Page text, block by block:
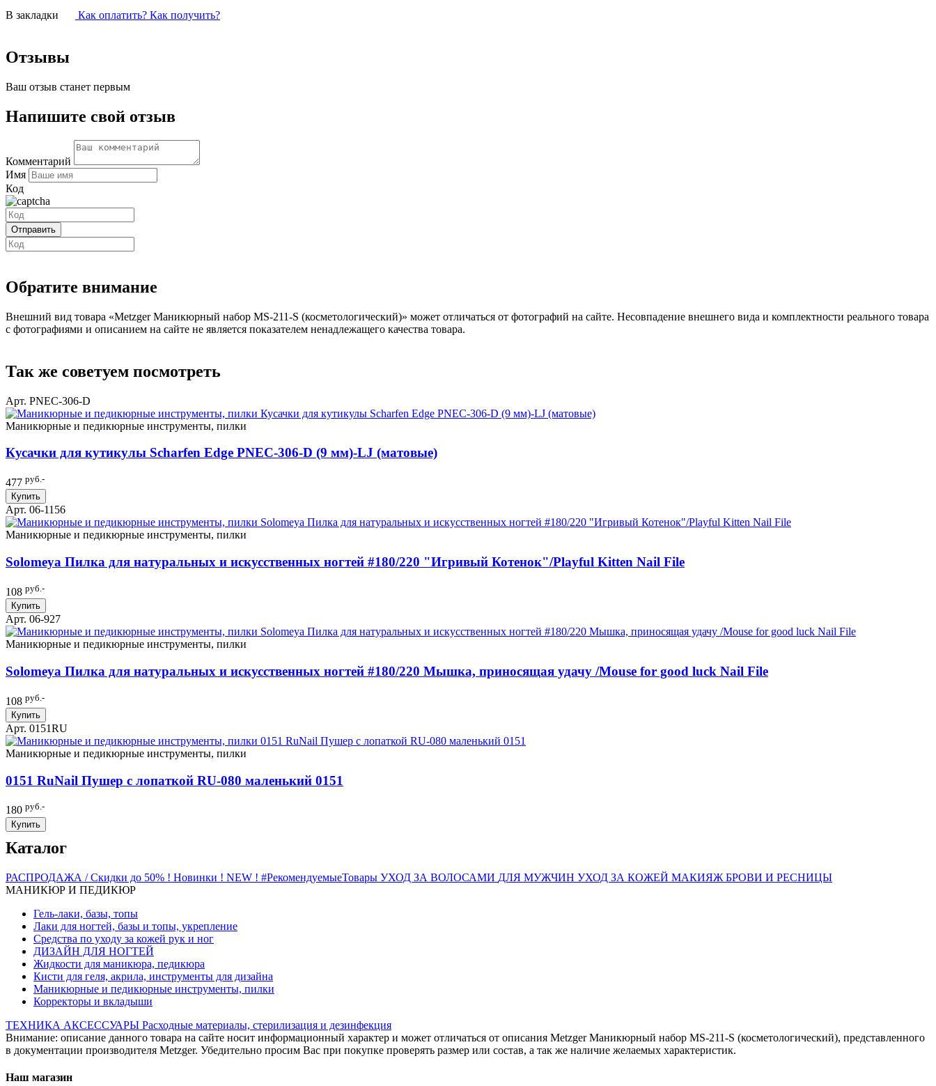
В закладки Как оплатить? Как получить?
Отзывы
Ваш отзыв станет первым
Напишите свой отзыв
Комментарий
Имя
Код
Обратите внимание
Внешний вид товара «Metzger Маникюрный набор MS-211-S (косметологический)» может отличаться от фотографий на сайте. Несовпадение внешнего вида и комплектности реального товара
с фотографиями и описанием на сайте не является показателем ненадлежащего качества товара.
Так же советуем посмотреть
Арт. PNEC-306-D
Маникюрные и педикюрные инструменты, пилки
Кусачки для кутикулы Scharfen Edge PNEC-306-D (9 мм)-LJ (матовые)
477 руб.-
Купить
Арт. 06-1156
Маникюрные и педикюрные инструменты, пилки
Solomeya Пилка для натуральных и искусственных ногтей #180/220 "Игривый Котенок"/Playful Kitten Nail File
108 руб.-
Купить
Арт. 06-927
Маникюрные и педикюрные инструменты, пилки
Solomeya Пилка для натуральных и искусственных ногтей #180/220 Мышка, приносящая удачу /Mouse for good luck Nail File
108 руб.-
Купить
Арт. 0151RU
Маникюрные и педикюрные инструменты, пилки
0151 RuNail Пушер с лопаткой RU-080 маленький 0151
180 руб.-
Купить
Каталог
РАСПРОДАЖА / Скидки до 50% ! Новинки ! NEW ! #РекомендуемыеТовары УХОД ЗА ВОЛОСАМИ ДЛЯ МУЖЧИН УХОД ЗА КОЖЕЙ МАКИЯЖ БРОВИ И РЕСНИЦЫ
МАНИКЮР И ПЕДИКЮР
Гель-лаки, базы, топы
Лаки для ногтей, базы и топы, укрепление
Средства по уходу за кожей рук и ног
ДИЗАЙН ДЛЯ НОГТЕЙ
Жидкости для маникюра, педикюра
Кисти для геля, акрила, инструменты для дизайна
Маникюрные и педикюрные инструменты, пилки
Корректоры и вкладыши
ТЕХНИКА АКСЕССУАРЫ Расходные материалы, стерилизация и дезинфекция
Внимание: описание данного товара на сайте носит информационный характер и может отличаться от описания Metzger Маникюрный набор MS-211-S (косметологический), представленного
в документации производителя Metzger. Убедительно просим Вас при покупке проверять размер или состав, а так же наличие желаемых характеристик.
Наш магазин